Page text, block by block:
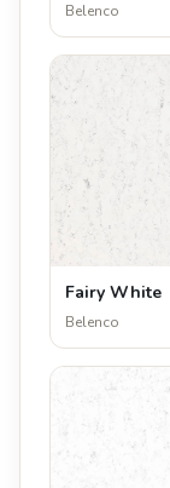
Belenco
Fairy White
Belenco